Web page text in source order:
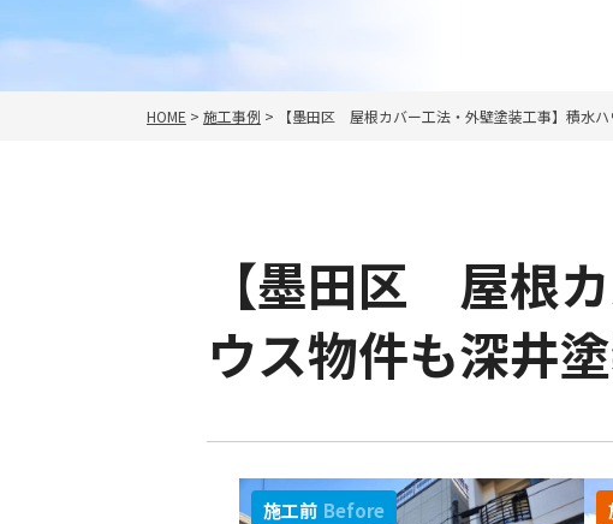
HOME > 施工事例 > 【墨田区 屋根カバー工法・外壁塗装工事】積水
【墨田区 屋根
ウス物件も深井
施工前 Before